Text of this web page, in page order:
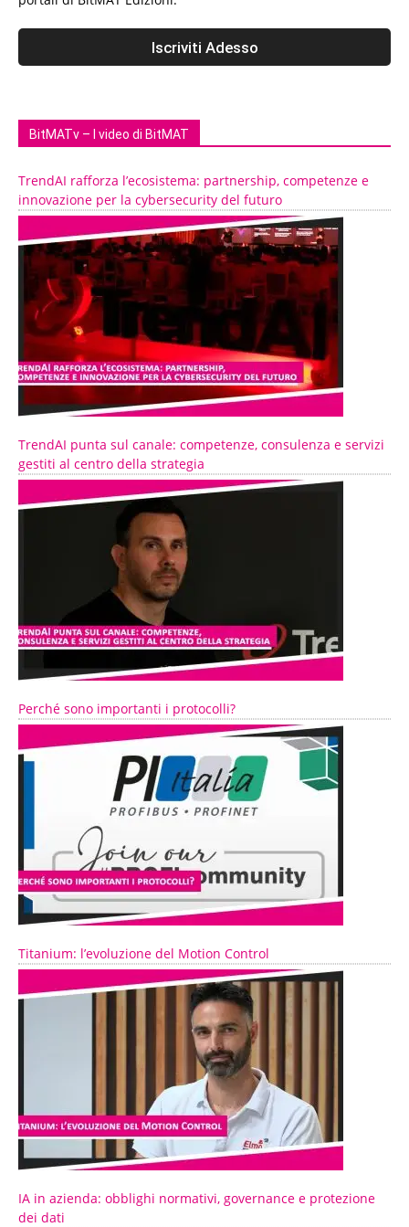
BitMATv – I video di BitMAT
TrendAI rafforza l’ecosistema: partnership, competenze e
innovazione per la cybersecurity del futuro
TrendAI punta sul canale: competenze, consulenza e servizi
gestiti al centro della strategia
Perché sono importanti i protocolli?
Titanium: l’evoluzione del Motion Control
IA in azienda: obblighi normativi, governance e protezione
dei dati